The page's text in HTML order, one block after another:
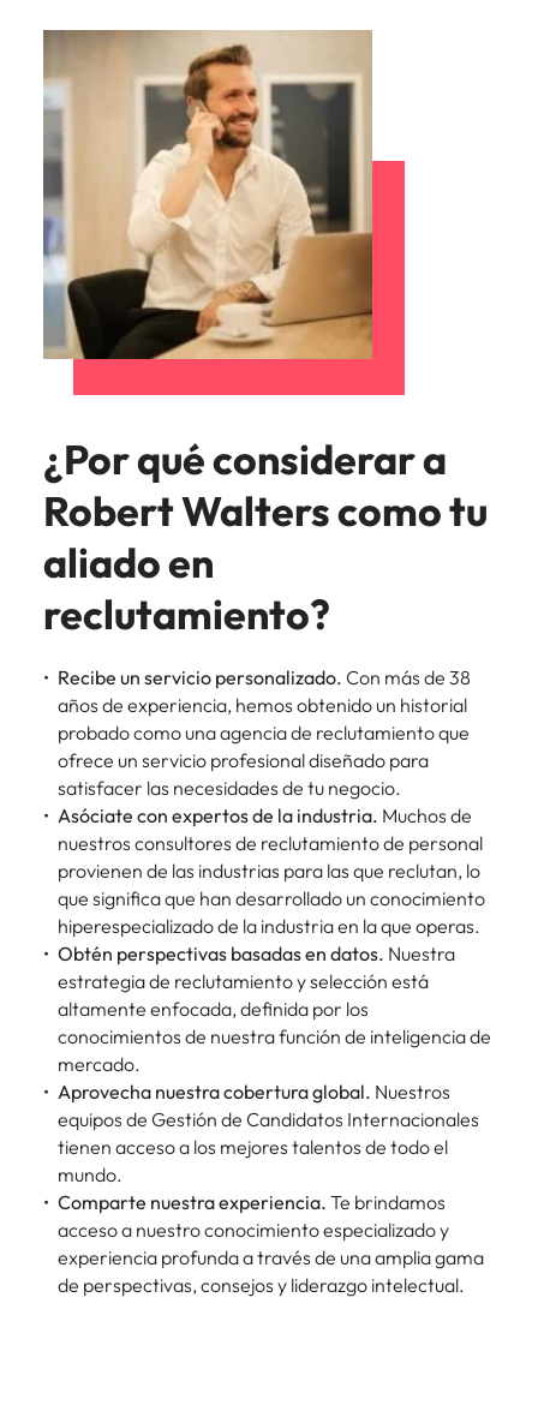
¿Por qué considerar a
Robert Walters como tu
aliado en
reclutamiento?
Recibe un servicio personalizado. Con más de 38
años de experiencia, hemos obtenido un historial
probado como una agencia de reclutamiento que
ofrece un servicio profesional diseñado para
satisfacer las necesidades de tu negocio.
Asóciate con expertos de la industria. Muchos de
nuestros consultores de reclutamiento de personal
provienen de las industrias para las que reclutan, lo
que significa que han desarrollado un conocimiento
hiperespecializado de la industria en la que operas.
Obtén perspectivas basadas en datos. Nuestra
estrategia de reclutamiento y selección está
altamente enfocada, definida por los
conocimientos de nuestra función de inteligencia de
mercado.
Aprovecha nuestra cobertura global. Nuestros
equipos de Gestión de Candidatos Internacionales
tienen acceso a los mejores talentos de todo el
mundo.
Comparte nuestra experiencia. Te brindamos
acceso a nuestro conocimiento especializado y
experiencia profunda a través de una amplia gama
de perspectivas, consejos y liderazgo intelectual.